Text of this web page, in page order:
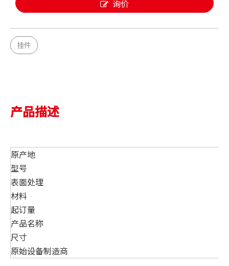
询价
挂件
产品描述
原产地
型号
表面处理
材料
起订量
产品名称
尺寸
原始设备制造商